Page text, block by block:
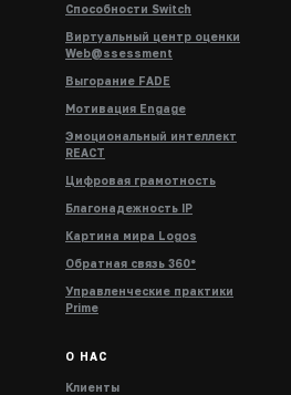
Способности Switch
Виртуальный центр оценки
Web@ssessment
Выгорание FADE
Мотивация Engage
Эмоциональный интеллект
REACT
Цифровая грамотность
Благонадежность IP
Картина мира Logos
Обратная связь 360°
Управленческие практики
Prime
О НАС
Клиенты